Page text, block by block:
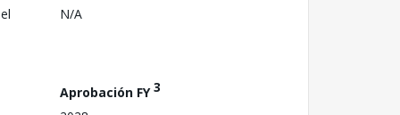
N/A
Aprobación FY3